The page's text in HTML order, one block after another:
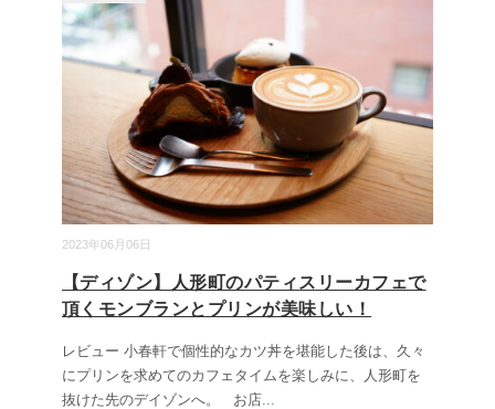
2023年06月06日
【ディゾン】人形町のパティスリーカフェで
頂くモンブランとプリンが美味しい！
レビュー 小春軒で個性的なカツ丼を堪能した後は、久々
にプリンを求めてのカフェタイムを楽しみに、人形町を
抜けた先のデイゾンへ。 お店...